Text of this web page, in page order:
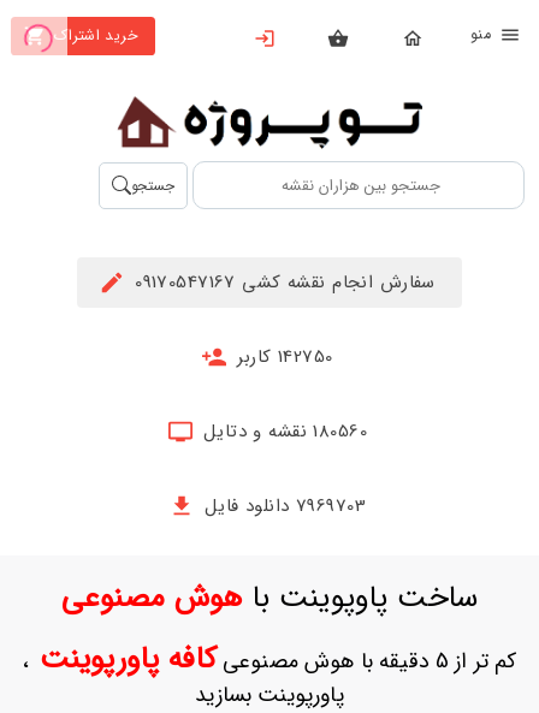
خرید اشتراک
بستن
محصولات
تهیه
اشتراک
حساب
ثبت
جستجو
سفارش انجام نقشه کشی 09170547167
142750 کاربر
180560 نقشه و دتایل
7969703 دانلود فایل
ساخت پاوپوینت باهوش مصنوعی
کم تر از 5 دقیقه با هوش مصنوعی کافه پاورپوینت ،
پاورپوینت بسازید